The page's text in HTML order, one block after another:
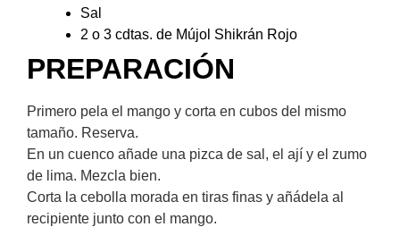
Sal
2 o 3 cdtas. de Mújol Shikrán Rojo
PREPARACIÓN​
Primero pela el mango y corta en cubos del mismo
tamaño. Reserva.
En un cuenco añade una pizca de sal, el ají y el zumo
de lima. Mezcla bien.
Corta la cebolla morada en tiras finas y añádela al
recipiente junto con el mango.